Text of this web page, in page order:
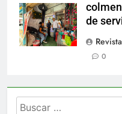
de
0
Buscar: